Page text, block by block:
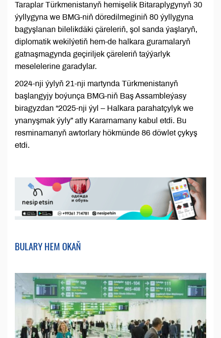
Taraplar Türkmenistanyň hemişelik Bitaraplygynyň 30
ýyllygyna we BMG-niň döredilmeginiň 80 ýyllygyna
bagyşlanan bilelikdäki çäreleriň, şol sanda ýaşlaryň,
diplomatik wekilýetiň hem-de halkara guramalaryň
gatnaşmagynda geçiriljek çäreleriň taýýarlyk
meselelerine garadylar.
2024-nji ýylyň 21-nji martynda Türkmenistanyň
başlangyjy boýunça BMG-niň Baş Assambleýasy
biragyzdan “2025-nji ýyl – Halkara parahatçylyk we
ynanyşmak ýyly” atly Kararnamany kabul etdi. Bu
resminamanyň awtorlary hökmünde 86 döwlet çykyş
etdi.
BULARY HEM OKAŇ